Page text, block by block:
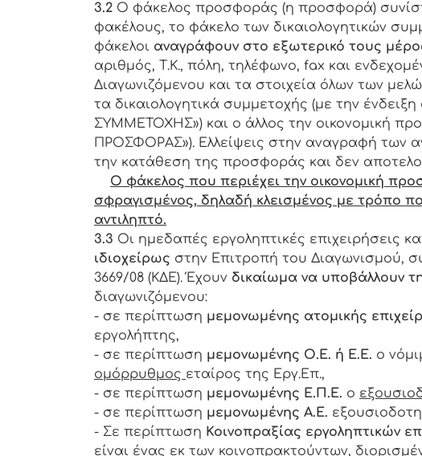
3.2 Ο φάκελος προσφοράς (η προσφορά)
φακέλους, το φάκελο των δικαιολογητικών
φάκελοι αναγράφουν στο εξωτερικό τους
αριθμός, Τ.Κ., πόλη, τηλέφωνο, fax και
Διαγωνιζόμενου και τα στοιχεία όλων των
τα δικαιολογητικά συμμετοχής (με την
ΣΥΜΜΕΤΟΧΗΣ») και ο άλλος την οικονομική
ΠΡΟΣΦΟΡΑΣ»). Ελλείψεις στην αναγραφή των
την κατάθεση της προσφοράς και δεν
Ο φάκελος που περιέχει την οικονομική
σφραγισμένος, δηλαδή κλεισμένος με τρόπο
αντιληπτό.
3.3 Οι ημεδαπές εργοληπτικές επιχειρήσεις
ιδιοχείρως στην Επιτροπή του Διαγωνισμού,
3669/08 (ΚΔΕ). Έχουν δικαίωμα να υποβάλλουν
διαγωνιζόμενου:
- σε περίπτωση μεμονωμένης ατομικής
εργολήπτης,
- σε περίπτωση μεμονωμένης Ο.Ε. ή Ε.Ε. ο
ομόρρυθμος εταίρος της Εργ.Επ.,
- σε περίπτωση μεμονωμένης Ε.Π.Ε. ο
- σε περίπτωση μεμονωμένης Α.Ε.
- Σε περίπτωση Κοινοπραξίας εργοληπτικών
είναι ένας εκ των κοινοπρακτούντων,